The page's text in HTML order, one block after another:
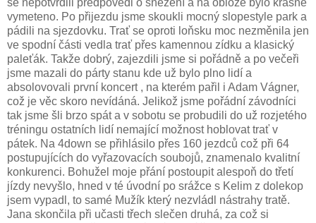
vymeteno. Po přijezdu jsme skoukli mocný slopestyle park a
pádili na sjezdovku. Trať se oproti loňsku moc nezměnila jen
ve spodní části vedla trať přes kamennou zídku a klasický
paleťák. Takže dobrý, zajezdili jsme si pořádně a po večeři
jsme mazali do párty stanu kde už bylo plno lidí a
absolovovali první koncert , na kterém pařil i Adam Vágner,
což je věc skoro nevídáná. Jelikož jsme pořádní závodníci
tak jsme šli brzo spát a v sobotu se probudili do už rozjetého
tréningu ostatních lidí nemající možnost hoblovat trať v
pátek. Na 4down se přihlásilo přes 160 jezdců což při 64
postupujících do vyřazovacích soubojů, znamenalo kvalitní
konkurenci. Bohužel moje přání postoupit alespoň do třetí
jízdy nevyšlo, hned v té úvodní po srážce s Kelim z dolekop
jsem vypadl, to samé Mužík který nezvládl nástrahy tratě.
Jana skončila při učasti třech slečen druhá, za což si